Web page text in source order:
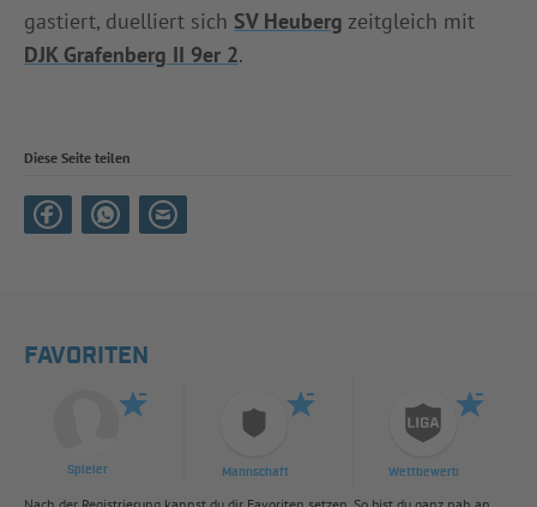
gastiert, duelliert sich SV Heuberg zeitgleich mit
DJK Grafenberg II 9er 2.
Diese Seite teilen
FAVORITEN
Spieler Mannschaft Wettbewerb